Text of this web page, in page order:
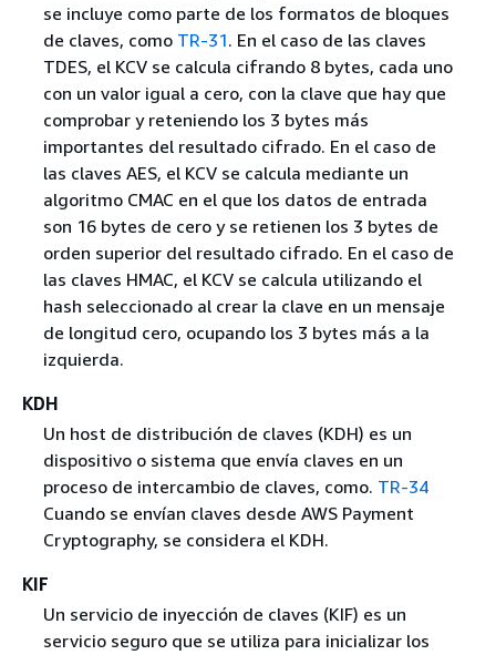
se incluye como parte de los formatos de bloques
de claves, como TR-31. En el caso de las claves
TDES, el KCV se calcula cifrando 8 bytes, cada uno
con un valor igual a cero, con la clave que hay que
comprobar y reteniendo los 3 bytes más
importantes del resultado cifrado. En el caso de
las claves AES, el KCV se calcula mediante un
algoritmo CMAC en el que los datos de entrada
son 16 bytes de cero y se retienen los 3 bytes de
orden superior del resultado cifrado. En el caso de
las claves HMAC, el KCV se calcula utilizando el
hash seleccionado al crear la clave en un mensaje
de longitud cero, ocupando los 3 bytes más a la
izquierda.
KDH
Un host de distribución de claves (KDH) es un
dispositivo o sistema que envía claves en un
proceso de intercambio de claves, como. TR-34
Cuando se envían claves desde AWS Payment
Cryptography, se considera el KDH.
KIF
Un servicio de inyección de claves (KIF) es un
servicio seguro que se utiliza para inicializar los